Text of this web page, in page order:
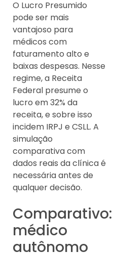
O Lucro Presumido
pode ser mais
vantajoso para
médicos com
faturamento alto e
baixas despesas. Nesse
regime, a Receita
Federal presume o
lucro em 32% da
receita, e sobre isso
incidem IRPJ e CSLL. A
simulação
comparativa com
dados reais da clínica é
necessária antes de
qualquer decisão.
Comparativo:
médico
autônomo